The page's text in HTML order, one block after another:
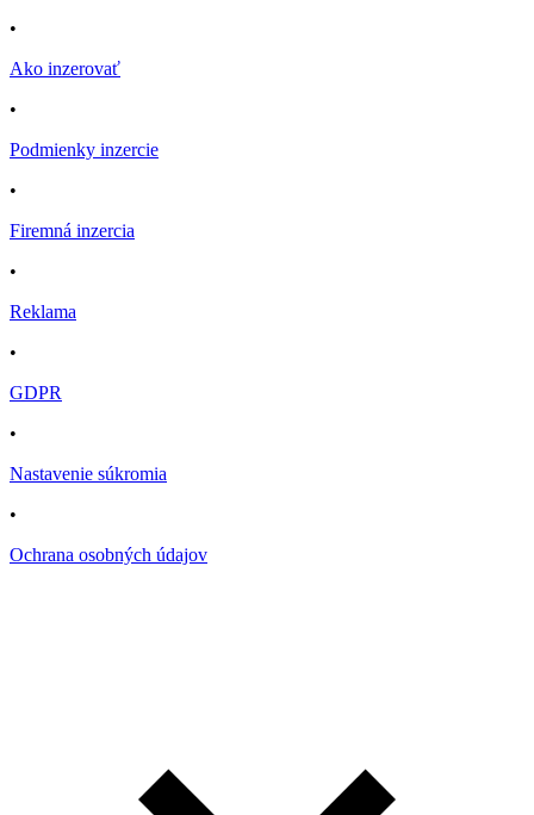
•
Ako inzerovať
•
Podmienky inzercie
•
Firemná inzercia
•
Reklama
•
GDPR
•
Nastavenie súkromia
•
Ochrana osobných údajov